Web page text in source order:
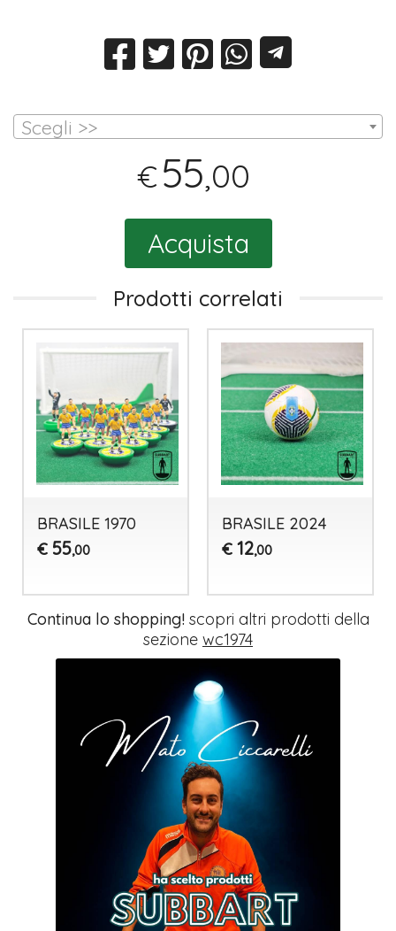
Scegli >>
€55,00
Acquista
Prodotti correlati
BRASILE 1970
€ 55,00
BRASILE 2024
€ 12,00
Continua lo shopping!scopri altri prodotti della
sezione wc1974